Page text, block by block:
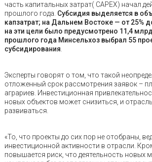
часть капитальных затрат( CAPEX) начал
прошлого года. Субсидия выделяется в
капзатрат; на Дальнем Востоке — от 25%
на эти цели было предусмотрено 11,4
прошлого года Минсельхоз выбрал 55
субсидирования
Эксперты говорят о том, что такой
отложенный срок рассмотрения заявок –
аграриев. Инвестиционная
новых объектов может снизиться, и
развиваться.
«То, что проекты до сих пор не отобраны,
инвестиционной активности в отрасли.
повышается риск, что деятельность новых